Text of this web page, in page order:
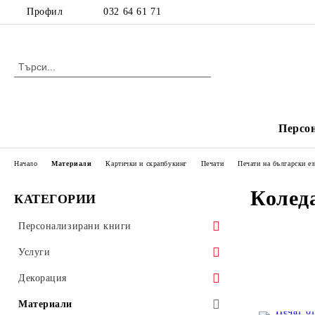
Профил 032 64 61 71
КАТЕГОРИИ
Персонализирани книги
Детски книжки
Издания с рецепти
Услуги
Печат
Фактури и химизирани документи
Декорация
Декорация за деца
Материали
Начало Материали Картички и скрапбукинг Печати Печати на български